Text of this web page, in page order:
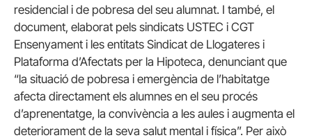
residencial i de pobresa del seu alumnat. I també, el
document, elaborat pels sindicats USTEC i CGT
Ensenyament i les entitats Sindicat de Llogateres i
Plataforma d’Afectats per la Hipoteca, denunciant que
“la situació de pobresa i emergència de l’habitatge
afecta directament els alumnes en el seu procés
d’aprenentatge, la convivència a les aules i augmenta el
deteriorament de la seva salut mental i física”. Per això